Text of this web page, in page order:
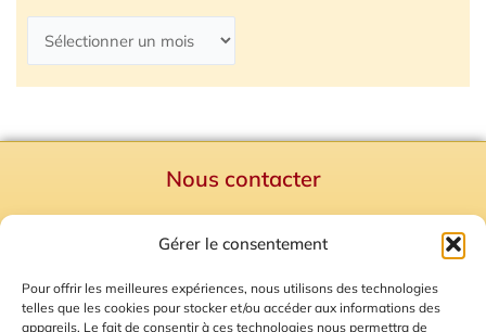
Gérer le consentement
Pour offrir les meilleures expériences, nous utilisons des technologies
telles que les cookies pour stocker et/ou accéder aux informations des
appareils. Le fait de consentir à ces technologies nous permettra de
Nous contacter
Mentions Légales
Plan du site